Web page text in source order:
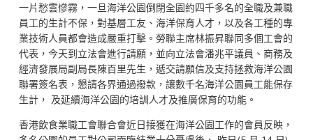
一片愁雲慘霧，一旦海洋公園倒閉全園約四千多名的全職及兼職
員工的生計不保，對基層工友、海洋保育人才，以及各工種的專
業技術人員都會造成嚴重打擊。勞聯主席林振昇聯同多個工會的
代表，今天到立法會進行請願，並向立法會潘兆平議員、商務及
經濟發展局副局長陳百里先生，遞交請願信及支持拯救海洋公園
聯署簽名表，懇請各界通過撥款，讓數千名海洋公園員工能保存
生計， 及延續海洋公園的培訓人才及推廣保育的功能。
香港飲食業職工會聯合會近日接獲在海洋公園工作的會員反映，